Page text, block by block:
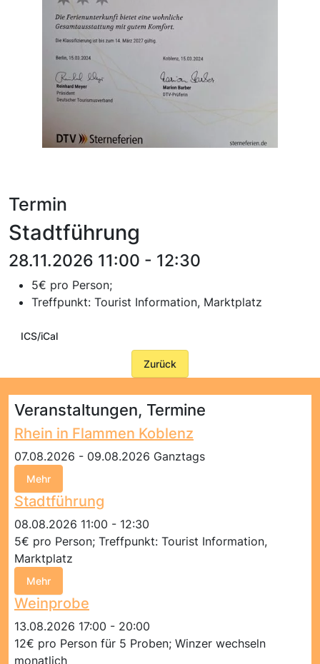
Termin
Stadtführung
28.11.2026 11:00 - 12:30
5€ pro Person;
Treffpunkt: Tourist Information, Marktplatz
ICS/iCal
Zurück
Veranstaltungen, Termine
Rhein in Flammen Koblenz
07.08.2026 - 09.08.2026 Ganztags
Mehr
Stadtführung
08.08.2026 11:00 - 12:30
5€ pro Person; Treffpunkt: Tourist Information,
Marktplatz
Mehr
Weinprobe
13.08.2026 17:00 - 20:00
12€ pro Person für 5 Proben; Winzer wechseln
monatlich